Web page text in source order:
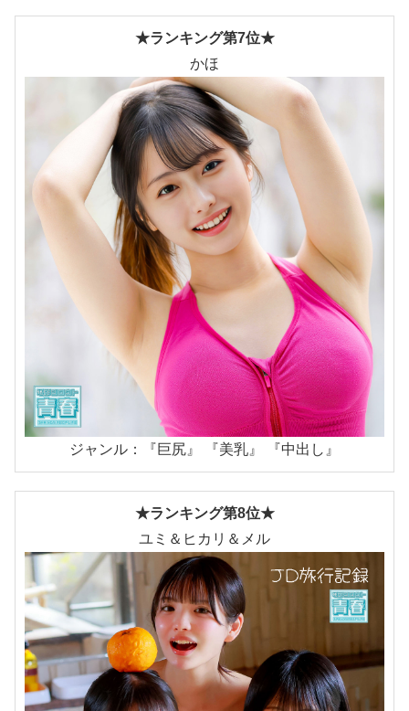
★ランキング第7位★
かほ
ジャンル：『巨尻』 『美乳』 『中出し』
★ランキング第8位★
ユミ＆ヒカリ＆メル